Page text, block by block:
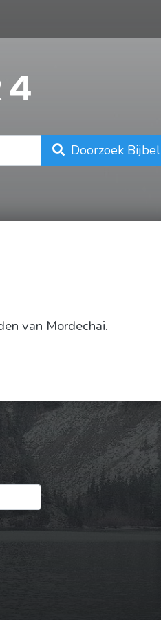
4
Doorzoek Bijbel
van Mordechai.